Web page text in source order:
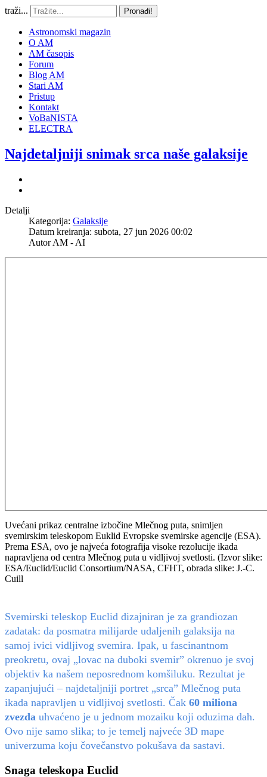
traži... Pronađi!
Astronomski magazin
O AM
AM časopis
Forum
Blog AM
Stari AM
Pristup
Kontakt
VoBaNISTA
ELECTRA
Najdetaljniji snimak srca naše galaksije
Detalji
Kategorija: Galaksije
Datum kreiranja: subota, 27 jun 2026 00:02
AutorAM - AI
Uvećani prikaz centralne izbočine Mlečnog puta, snimljen
svemirskim teleskopom Euklid Evropske svemirske agencije (ESA).
Prema ESA, ovo je najveća fotografija visoke rezolucije ikada
napravljena od centra Mlečnog puta u vidljivoj svetlosti. (Izvor slike:
ESA/Euclid/Euclid Consortium/NASA, CFHT, obrada slike: J.-C.
Cuill
Svemirski teleskop Euclid dizajniran je za grandiozan
zadatak: da posmatra milijarde udaljenih galaksija na
samoj ivici vidljivog svemira. Ipak, u fascinantnom
preokretu, ovaj „lovac na duboki svemir” okrenuo je svoj
objektiv ka našem neposrednom komšiluku. Rezultat je
zapanjujući – najdetaljniji portret „srca” Mlečnog puta
ikada napravljen u vidljivoj svetlosti. Čak 60 miliona
zvezda uhvaćeno je u jednom mozaiku koji oduzima dah.
Ovo nije samo slika; to je temelj najveće 3D mape
univerzuma koju čovečanstvo pokušava da sastavi.
Snaga teleskopa Euclid